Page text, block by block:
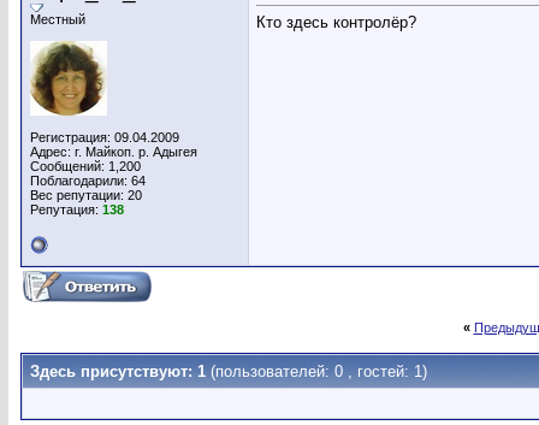
Местный
Регистрация: 09.04.2009
Адрес: г. Майкоп. р. Адыгея
Сообщений: 1,200
Поблагодарили: 64
Вес репутации: 20
Репутация: 138
Кто здесь контролёр?
«
Здесь присутствуют: 1 (пользователей: 0 , гостей: 1)